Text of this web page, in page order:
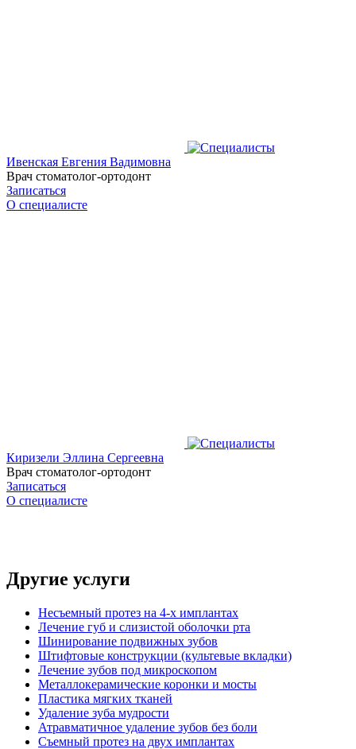
Ивенская Евгения Вадимовна
Врач стоматолог-ортодонт
Записаться
О специалисте
Киризели Эллина Сергеевна
Врач стоматолог-ортодонт
Записаться
О специалисте
Другие услуги
Несъемный протез на 4-х имплантах
Лечение губ и слизистой оболочки рта
Шинирование подвижных зубов
Штифтовые конструкции (культевые вкладки)
Лечение зубов под микроскопом
Металлокерамические коронки и мосты
Пластика мягких тканей
Удаление зуба мудрости
Атравматичное удаление зубов без боли
Съемный протез на двух имплантах